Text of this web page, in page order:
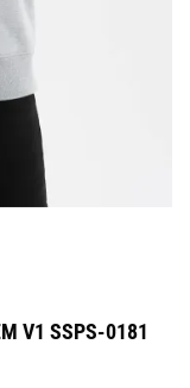
V1 SSPS-0181